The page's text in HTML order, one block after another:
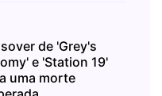
de 'Grey's
e 'Station 19'
uma morte